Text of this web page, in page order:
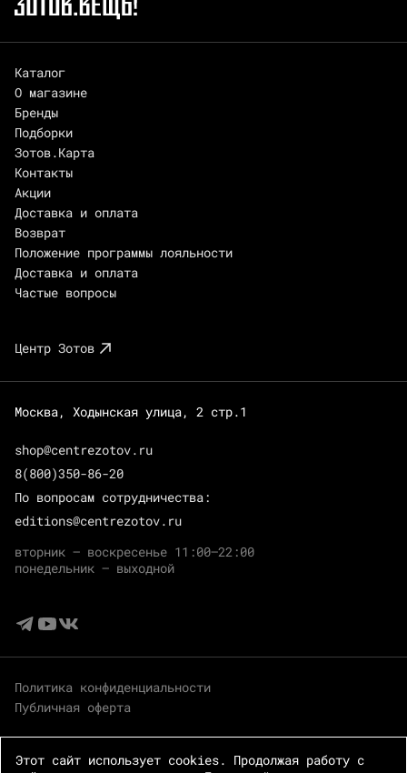
Каталог
О магазине
Бренды
Подборки
Зотов.Карта
Контакты
Акции
Доставка и оплата
Возврат
Положение программы лояльности
Доставка и оплата
Частые вопросы
Центр Зотов
Москва, Ходынская улица, 2 стр.1
shop@centrezotov.ru
8(800)350-86-20
По вопросам сотрудничества:
editions@centrezotov.ru
вторник — воскресенье 11:00–22:00
понедельник — выходной
Политика конфиденциальности
Публичная оферта
Этот сайт использует cookies. Продолжая работу с